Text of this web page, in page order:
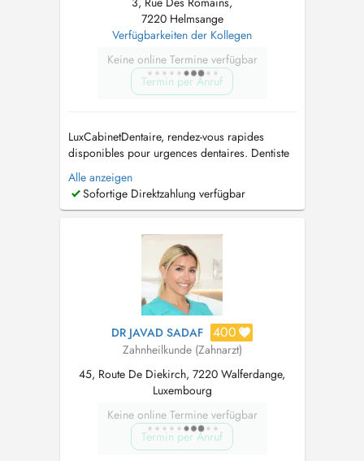
7220 Helmsange
Verfügbarkeiten der Kollegen
Keine online Termine verfügbar
Termin per Anruf
LuxCabinetDentaire, rendez-vous rapides
disponibles pour urgences dentaires. Dentiste
généraliste et praticien en chirurgie orale
proposant des soins dentaires complets :
prévention, dentisterie esthétique,
Langues parlées : Français, Anglais, Portu...
Alle anzeigen
Sofortige Direktzahlung verfügbar
DR JAVAD SADAF 400
Zahnheilkunde (Zahnarzt)
45, Route De Diekirch, 7220 Walferdange,
Luxembourg
Keine online Termine verfügbar
Termin per Anruf